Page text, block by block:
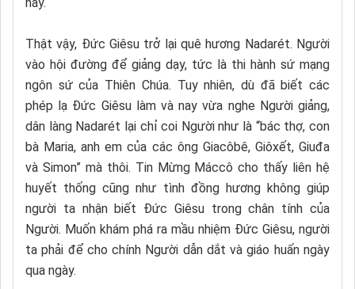
Thật vậy, Đức Giêsu trở lại quê hương Nadarét. Người
vào hội đường để giảng dạy, tức là thi hành sứ mạng
ngôn sứ của Thiên Chúa. Tuy nhiên, dù đã biết các
phép lạ Đức Giêsu làm và nay vừa nghe Người giảng,
dân làng Nadarét lại chỉ coi Người như là “bác thợ, con
bà Maria, anh em của các ông Giacôbê, Giôxết, Giuđa
và Simon” mà thôi. Tin Mừng Máccô cho thấy liên hệ
huyết thống cũng như tình đồng hương không giúp
người ta nhận biết Đức Giêsu trong chân tính của
Người. Muốn khám phá ra mầu nhiệm Đức Giêsu, người
ta phải để cho chính Người dẫn dắt và giáo huấn ngày
qua ngày.